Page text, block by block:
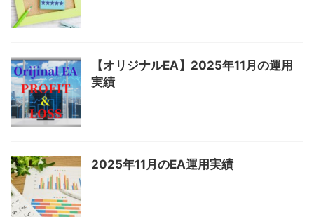
【オリジナルEA】2025年11月の運用
実績
2025年11月のEA運用実績